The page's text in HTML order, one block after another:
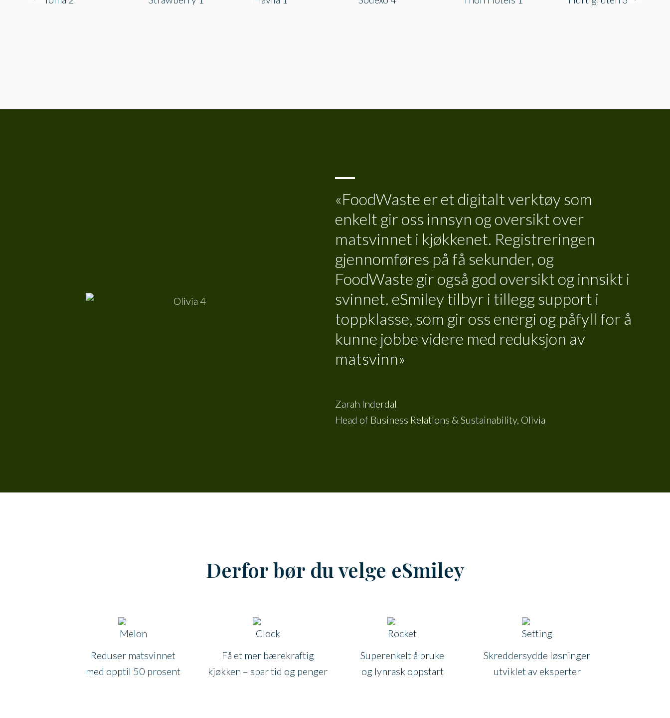
«FoodWaste er et digitalt verktøy som
enkelt gir oss innsyn og oversikt over
matsvinnet i kjøkkenet. Registreringen
gjennomføres på få sekunder, og
FoodWaste gir også god oversikt og innsikt i
svinnet. eSmiley tilbyr i tillegg support i
toppklasse, som gir oss energi og påfyll for å
kunne jobbe videre med reduksjon av
matsvinn»
Zarah Inderdal
Head of Business Relations & Sustainability, Olivia
Derfor bør du velge eSmiley
Reduser matsvinnet
med opptil 50 prosent
Få et mer bærekraftig
kjøkken – spar tid og penger
Superenkelt å bruke
og lynrask oppstart
Skreddersydde løsninger
utviklet av eksperter